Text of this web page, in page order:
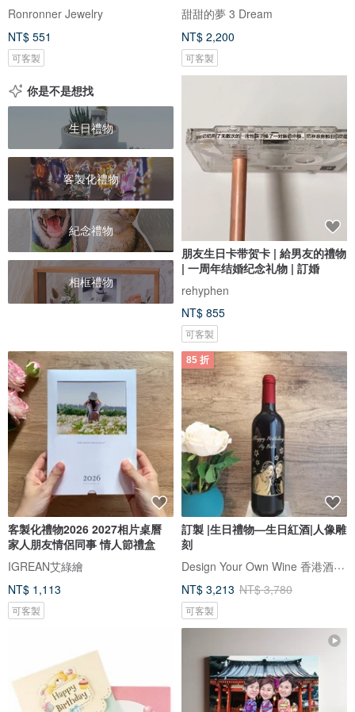
Ronronner Jewelry
NT$ 551
可客製
甜甜的夢 3 Dream
NT$ 2,200
可客製
你是不是想找
生日禮物
客製化禮物
紀念禮物
相框禮物
朋友生日卡带贺卡 | 給男友的禮物
| 一周年结婚纪念礼物 | 訂婚
rehyphen
NT$ 855
可客製
客製化禮物2026 2027相片桌曆
家人朋友情侶同事 情人節禮盒
IGREAN艾綠繪
NT$ 1,113
可客製
85 折
訂製 |生日禮物—生日紅酒|人像雕
刻
Design Your Own Wine 香港酒瓶雕刻禮品專門店
NT$ 3,213 NT$ 3,780
可客製